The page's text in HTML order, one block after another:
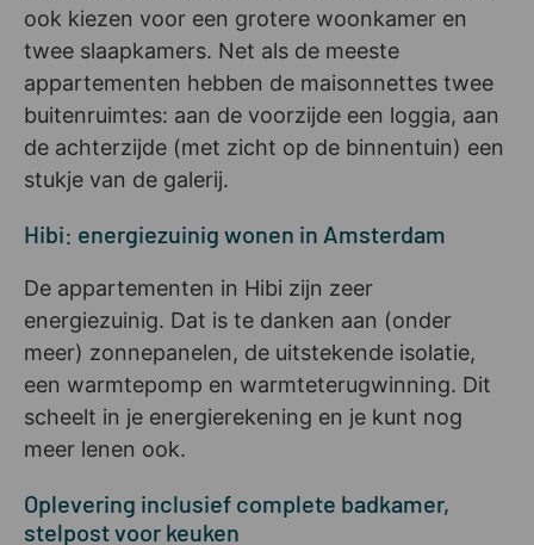
ook kiezen voor een grotere woonkamer en
twee slaapkamers. Net als de meeste
appartementen hebben de maisonnettes twee
buitenruimtes: aan de voorzijde een loggia, aan
de achterzijde (met zicht op de binnentuin) een
stukje van de galerij.
Hibi: energiezuinig wonen in Amsterdam
De appartementen in Hibi zijn zeer
energiezuinig. Dat is te danken aan (onder
meer) zonnepanelen, de uitstekende isolatie,
een warmtepomp en warmteterugwinning. Dit
scheelt in je energierekening en je kunt nog
meer lenen ook.
Oplevering inclusief complete badkamer,
stelpost voor keuken